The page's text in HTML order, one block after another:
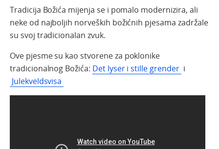
Tradicija Božića mijenja se i pomalo modernizira, ali
neke od najboljih norveških božićnih pjesama zadržale
su svoj tradicionalan zvuk.
Ove pjesmesu kao stvoreneza poklonike
tradicionalnog Božića: Det lyser i stille grender i
Julekveldsvisa